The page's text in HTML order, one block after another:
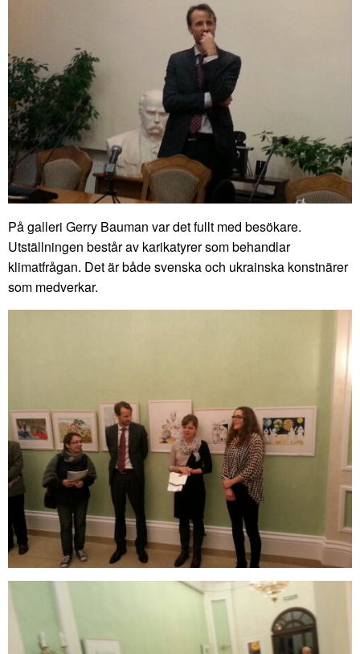
På galleri Gerry Bauman var det fullt med besökare.
Utställningen består av karikatyrer som behandlar
klimatfrågan. Det är både svenska och ukrainska konstnärer
som medverkar.